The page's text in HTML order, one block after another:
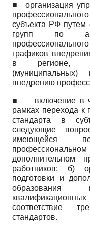
■ организация
субъекта РФ путем
групп по
графиков
в регионе,
внедрению
■ включение в
рамках перехода к
стандарта в
следующие
имеющейся
дополнительном
работников; б)
подготовки и
соответствие
стандартов.